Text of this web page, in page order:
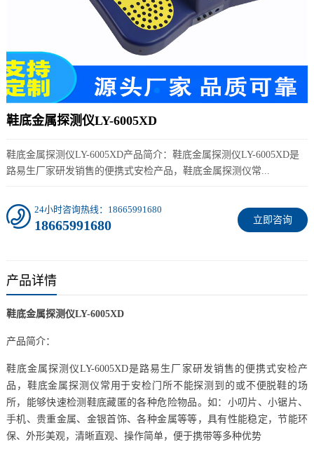
鞋底金属探测仪LY-6005XD
鞋底金属探测仪LY-6005XD产品简介：鞋底金属探测仪LY-6005XD是
路易生厂家研发销售的便携式安检产品，鞋底金属探测仪常...
立即咨询
24小时咨询热线：18665991680
18665991680
产品详情
鞋底金属探测仪LY-6005XD
产品简介：
鞋底金属探测仪LY-6005XD是路易生厂家研发销售的便携式安检产
品，鞋底金属探测仪常用于安检门所不能探测到的或不便脱鞋的场
所，能够快速检测鞋底藏匿的各种危险物品。如：小叨片、小锯片、
手机、贵重金属、金银首饰、各种金属等等，具有性能稳定，节能环
保、外形美观，清晰直观、操作简单，便于携带等多种优势